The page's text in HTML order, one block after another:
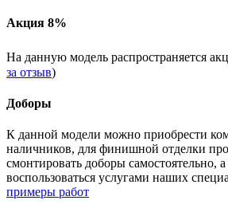
Акция 8%
На данную модель распространяется
за отзыв)
Доборы
К данной модели можно приобрести
наличников, для финишной отделки
смонтировать доборы самостоятельно,
воспользоваться услугами наших
примеры работ